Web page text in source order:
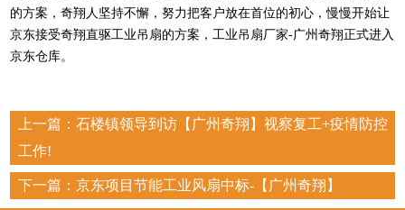
的方案，奇翔人坚持不懈，努力把客户放在首位的初心，慢慢开始让
京东接受奇翔直驱工业吊扇的方案，工业吊扇厂家-广州奇翔正式进入
京东仓库。
上一篇： 石楼镇领导到访【广州奇翔】视察复工+疫情防控
工作!
下一篇： 京东项目节能工业风扇中标-【广州奇翔】